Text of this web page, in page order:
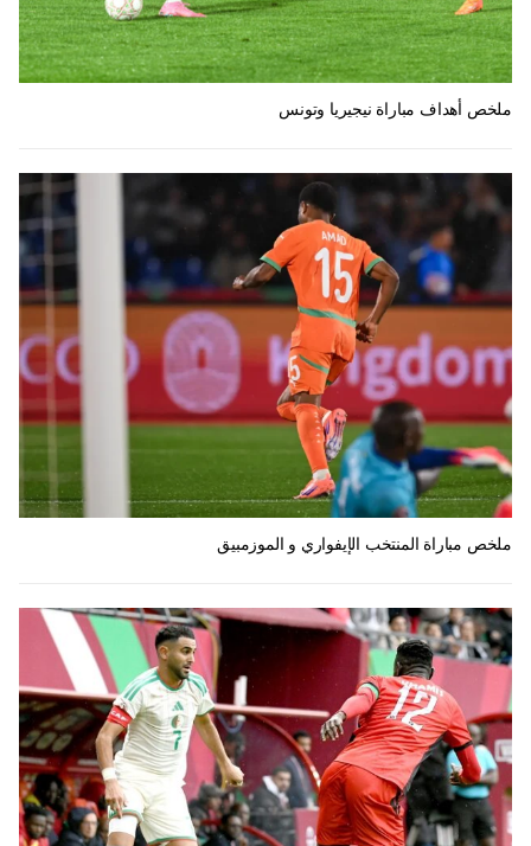
ملخص أهداف مباراة نيجيريا وتونس
ملخص مباراة المنتخب الإيفواري و الموزمبيق